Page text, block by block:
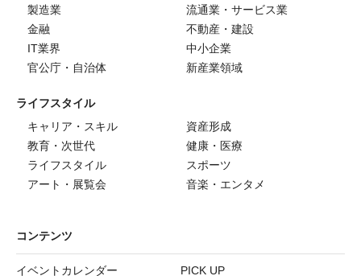
製造業
流通業・サービス業
金融
不動産・建設
IT業界
中小企業
官公庁・自治体
新産業領域
ライフスタイル
キャリア・スキル
資産形成
教育・次世代
健康・医療
ライフスタイル
スポーツ
アート・展覧会
音楽・エンタメ
コンテンツ
イベントカレンダー
PICK UP